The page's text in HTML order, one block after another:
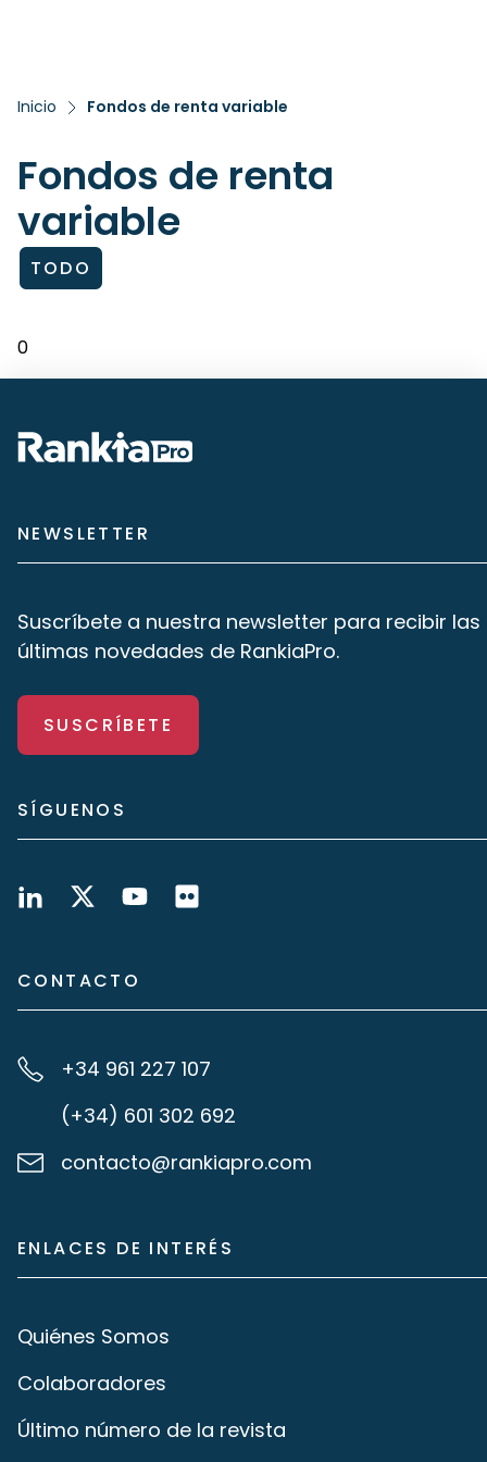
Inicio Fondos de renta variable
Fondos de renta
variable
TODO
0
NEWSLETTER
Suscríbete a nuestra newsletter para recibir las
últimas novedades de RankiaPro.
SUSCRÍBETE
SÍGUENOS
CONTACTO
+34 961 227 107
(+34) 601 302 692
contacto@rankiapro.com
ENLACES DE INTERÉS
Quiénes Somos
Colaboradores
Último número de la revista